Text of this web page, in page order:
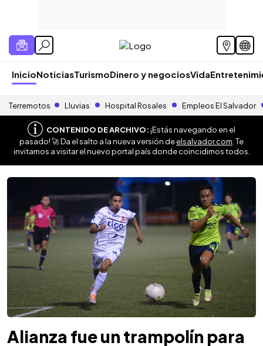
InicioNoticiasTurismoDinero y negociosVida
Terremotos Lluvias Hospital Rosales Empleos El Salvador
CONTENIDO DE ARCHIVO:¡Estás navegando en el
pasado! 🚀 Da el salto a la nueva versión deelsalvador.com . Te
invitamos a visitar el nuevo portal país donde coincidimos todos.
Alianza fue un trampolín para